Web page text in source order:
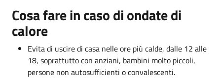
Cosa fare in caso di ondate di
calore
Evita di uscire di casa nelle ore più calde, dalle 12 alle
18, soprattutto con anziani, bambini molto piccoli,
persone non autosufficienti o convalescenti.